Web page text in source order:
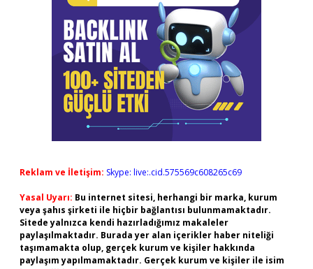
Reklam ve İletişim: Skype: live:.cid.575569c608265c69
Yasal Uyarı: Bu internet sitesi, herhangi bir marka, kurum
veya şahıs şirketi ile hiçbir bağlantısı bulunmamaktadır.
Sitede yalnızca kendi hazırladığımız makaleler
paylaşılmaktadır. Burada yer alan içerikler haber niteliği
taşımamakta olup, gerçek kurum ve kişiler hakkında
paylaşım yapılmamaktadır. Gerçek kurum ve kişiler ile isim